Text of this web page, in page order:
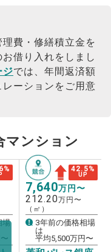
費・修繕積立金を
借り入れをしまし
ジでは、年間返済額
ーションをご用意
マンション
%
場
42.5%
UP
7,640万円〜
212.20万円〜
（㎡）
3年前の価格相場
は
平均5,500万円〜